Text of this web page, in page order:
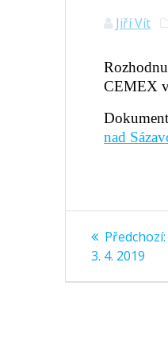
Jiří Vít
CEMEX
nad
pro
Předchozí:
3. 4. 2019